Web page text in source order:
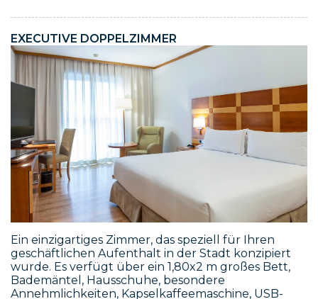
EXECUTIVE DOPPELZIMMER
Ein einzigartiges Zimmer, das speziell für Ihren
geschäftlichen Aufenthalt in der Stadt konzipiert
wurde. Es verfügt über ein 1,80x2 m großes Bett,
Bademäntel, Hausschuhe, besondere
Annehmlichkeiten, Kapselkaffeemaschine, USB-